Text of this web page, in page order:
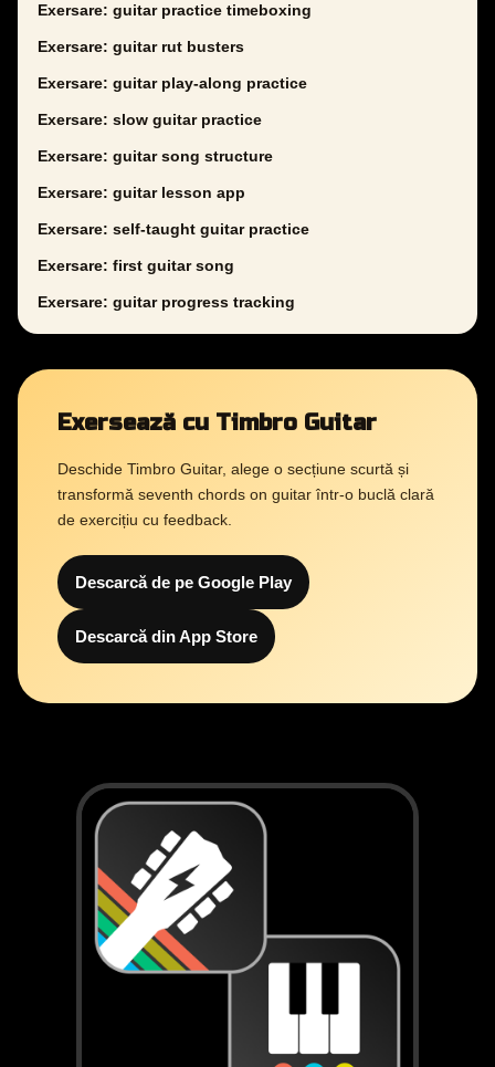
Exersare: guitar practice timeboxing
Exersare: guitar rut busters
Exersare: guitar play-along practice
Exersare: slow guitar practice
Exersare: guitar song structure
Exersare: guitar lesson app
Exersare: self-taught guitar practice
Exersare: first guitar song
Exersare: guitar progress tracking
Exersează cu Timbro Guitar
Deschide Timbro Guitar, alege o secțiune scurtă și
transformă seventh chords on guitar într-o buclă clară
de exercițiu cu feedback.
Descarcă de pe Google Play
Descarcă din App Store